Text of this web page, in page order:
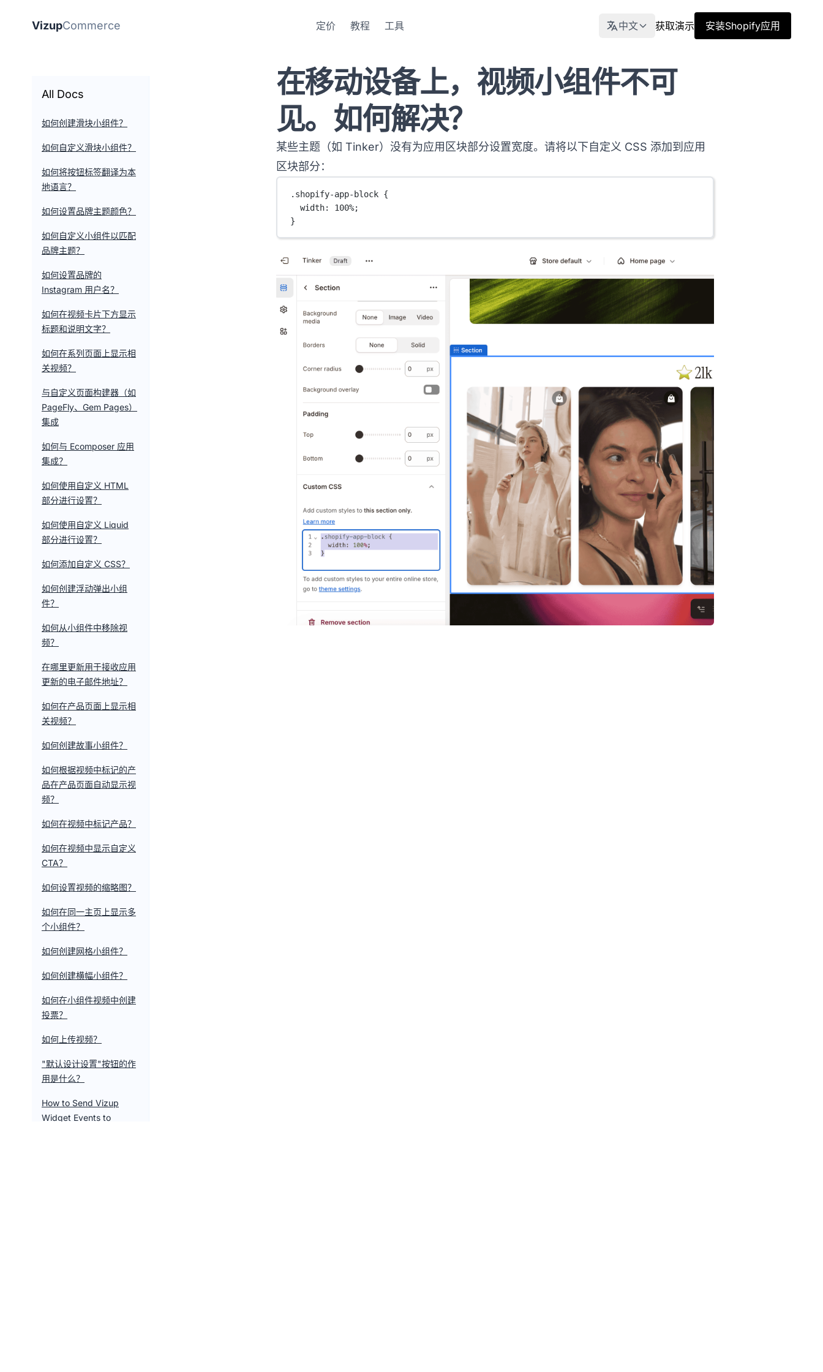
VizupCommerce 定价 教程 工具 中文 获取演示 安装Shopify应用
All Docs
如何创建滑块小组件？
如何自定义滑块小组件？
如何将按钮标签翻译为本
地语言？
如何设置品牌主题颜色？
如何自定义小组件以匹配
品牌主题？
如何设置品牌的
Instagram 用户名？
如何在视频卡片下方显示
标题和说明文字？
如何在系列页面上显示相
关视频？
与自定义页面构建器（如
PageFly、Gem Pages）
集成
如何与 Ecomposer 应用
集成？
如何使用自定义 HTML
部分进行设置？
如何使用自定义 Liquid
部分进行设置？
如何添加自定义 CSS？
如何创建浮动弹出小组
件？
如何从小组件中移除视
频？
在哪里更新用于接收应用
更新的电子邮件地址？
如何在产品页面上显示相
关视频？
如何创建故事小组件？
如何根据视频中标记的产
品在产品页面自动显示视
频？
如何在视频中标记产品？
如何在视频中显示自定义
CTA？
如何设置视频的缩略图？
如何在同一主页上显示多
个小组件？
如何创建网格小组件？
如何创建横幅小组件？
如何在小组件视频中创建
投票？
如何上传视频？
"默认设计设置"按钮的作
用是什么？
How to Send Vizup
Widget Events to
在移动设备上，视频小组件不可
见。如何解决？
某些主题（如 Tinker）没有为应用区块部分设置宽度。请将以下自定义 CSS 添加到应用
区块部分：
.shopify-app-block {
width: 100%;
}